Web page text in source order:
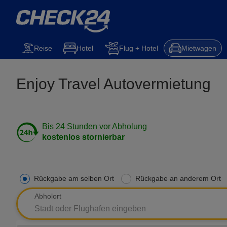
Mietwagen Reise Steuererklärung Kfz-Versicherung Hotel
Reise Hotel Flug + Hotel Mietwagen
Enjoy Travel Autovermietung
Bis 24 Stunden vor Abholung
kostenlos stornierbar
Rückgabe am selben Ort Rückgabe an anderem Ort
Abholort